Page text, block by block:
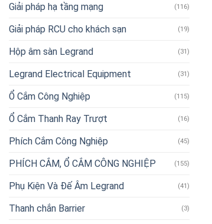
Giải pháp hạ tầng mạng (116)
Giải pháp RCU cho khách sạn (19)
Hộp âm sàn Legrand (31)
Legrand Electrical Equipment (31)
Ổ Cắm Công Nghiệp (115)
Ổ Cắm Thanh Ray Trượt (16)
Phích Cắm Công Nghiệp (45)
PHÍCH CẮM, Ổ CẮM CÔNG NGHIỆP (155)
Phụ Kiện Và Đế Âm Legrand (41)
Thanh chắn Barrier (3)